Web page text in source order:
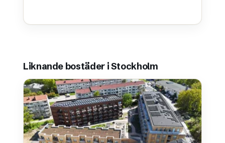
Liknande bostäder i Stockholm